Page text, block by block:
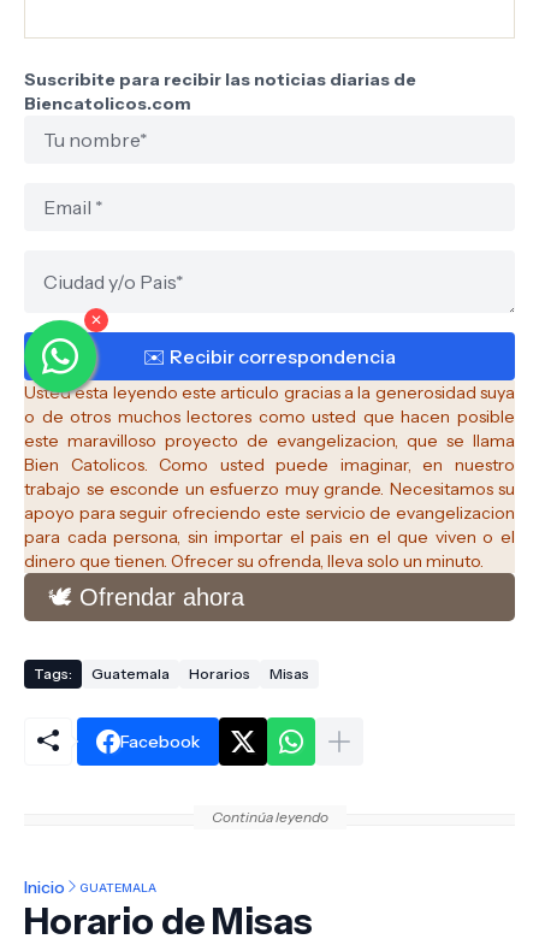
✕
Suscribite para recibir las noticias diarias de
Biencatolicos.com
Usted esta leyendo este articulo gracias a la generosidad suya
o de otros muchos lectores como usted que hacen posible
este maravilloso proyecto de evangelizacion, que se llama
Bien Catolicos.Como usted puede imaginar, en nuestro
trabajo se esconde un esfuerzo muy grande. Necesitamos su
apoyo para seguir ofreciendo este servicio de evangelizacion
para cada persona, sin importar el pais en el que viven o el
dinero que tienen. Ofrecer su ofrenda, lleva solo un minuto.
🕊️ Ofrendar ahora
Tags: Guatemala Horarios Misas
Facebook
Continúa leyendo
Inicio GUATEMALA
Horario de Misas